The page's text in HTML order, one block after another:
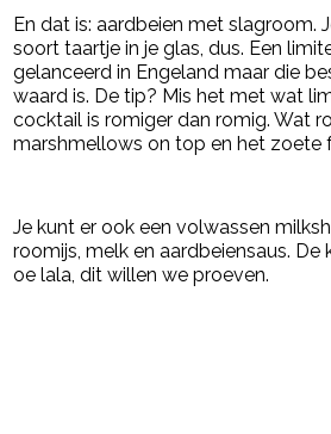
En dat is: aardbeien met slagroom.
soort taartje in je glas, dus. Een
gelanceerd in Engeland maar die
waard is. De tip? Mis het met wat
cocktail is romiger dan romig. Wat
marshmellows on top en het zoete
Je kunt er ook een volwassen
roomijs, melk en aardbeiensaus. De
oe lala, dit willen we proeven.